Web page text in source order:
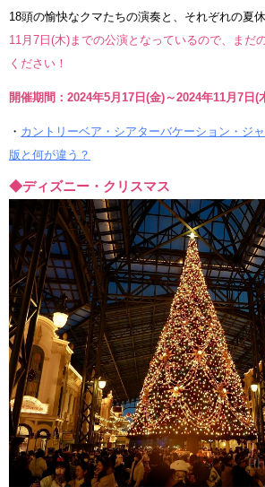
18頭の愉快なクマたちの演奏と、それぞれの夏
11月7日(木)までの公演となっているので、まだ
ください！
開催期間：2024年5月17日(金)～2024年11月7日(
・ カントリーベア・シアターバケーション・ジ
版と何が違う？
◆ディズニー・クリスマス